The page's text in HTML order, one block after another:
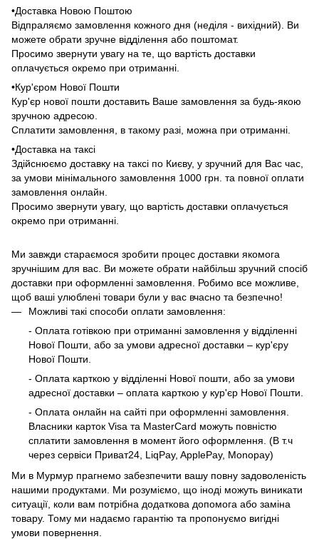
•Доставка Новою Поштою
Відпраляємо замовлення кожного дня (неділя - вихідний). Ви
можете обрати зручне відділення або поштомат.
Просимо звернути увагу на те, що вартість доставки
оплачується окремо при отриманні.
•Кур'єром Нової Пошти
Кур'єр нової пошти доставить Ваше замовлення за будь-якою
зручною адресою.
Сплатити замовлення, в такому разі, можна при отриманні.
•Доставка на таксі
Здійснюємо доставку на таксі по Києву, у зручний для Вас час,
за умови мінімального замовлення 1000 грн. та повної оплати
замовлення онлайн.
Просимо звернути увагу, що вартість доставки оплачується
окремо при отриманні.
Ми завжди стараємося зробити процес доставки якомога
зручнішим для вас. Ви можете обрати найбільш зручний спосіб
доставки при оформленні замовлення. Робимо все можливе,
щоб ваші улюблені товари були у вас вчасно та безпечно!
Можливі такі способи оплати замовлення:
- Оплата готівкою при отриманні замовлення у відділенні
Нової Пошти, або за умови адресної доставки – кур'єру
Нової Пошти.
- Оплата карткою у відділенні Нової пошти, або за умови
адресної доставки – оплата карткою у кур'єр Нової Пошти.
- Оплата онлайн на сайті при оформленні замовлення.
Власники карток Visa та MasterCard можуть повністю
сплатити замовлення в момент його оформлення. (В т.ч
через сервіси Приват24, LiqPay, ApplePay, Monopay)
Ми в Мурмур прагнемо забезпечити вашу повну задоволеність
нашими продуктами. Ми розуміємо, що іноді можуть виникати
ситуації, коли вам потрібна додаткова допомога або заміна
товару. Тому ми надаємо гарантію та пропонуємо вигідні
умови повернення.